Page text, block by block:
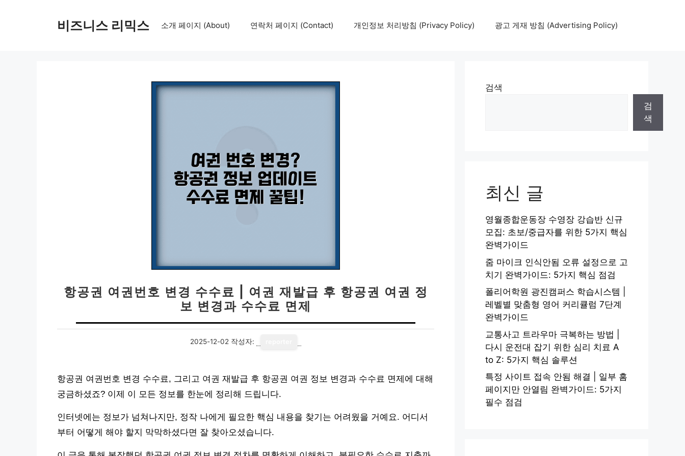
비즈니스 리믹스 소개 페이지 (About) 연락처 페이지 (Contact) 개인정보 처리방침 (Privacy Policy) 광고 게재 방침 (Advertising Policy)
항공권 여권번호 변경 수수료 | 여권 재발급 후 항공권 여권 정
보 변경과 수수료 면제
2025-12-02 작성자:
항공권 여권번호 변경 수수료, 그리고 여권 재발급 후 항공권 여권 정보 변경과 수수료 면제에 대해
궁금하셨죠? 이제 이 모든 정보를 한눈에 정리해 드립니다.
인터넷에는 정보가 넘쳐나지만, 정작 나에게 필요한 핵심 내용을 찾기는 어려웠을 거예요. 어디서
부터 어떻게 해야 할지 막막하셨다면 잘 찾아오셨습니다.
검색
검
색
최신 글
영월종합운동장 수영장 강습반 신규
모집: 초보/중급자를 위한 5가지 핵심
완벽가이드
줌 마이크 인식안됨 오류 설정으로 고
치기 완벽가이드: 5가지 핵심 점검
폴리어학원 광진캠퍼스 학습시스템 |
레벨별 맞춤형 영어 커리큘럼 7단계
완벽가이드
교통사고 트라우마 극복하는 방법 |
다시 운전대 잡기 위한 심리 치료 A
to Z: 5가지 핵심 솔루션
특정 사이트 접속 안됨 해결 | 일부 홈
페이지만 안열림 완벽가이드: 5가지
필수 점검